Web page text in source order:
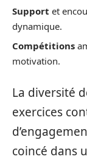
Support et
dynamique.
Compétitions
motivation.
La diversité
exercices
coincé dans